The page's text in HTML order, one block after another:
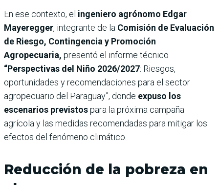
En ese contexto, el ingeniero agrónomo Edgar
Mayeregger, integrante de la Comisión de Evaluación
de Riesgo, Contingencia y Promoción
Agropecuaria, presentó el informe técnico
“Perspectivas del Niño 2026/2027: Riesgos,
oportunidades y recomendaciones para el sector
agropecuario del Paraguay”, donde expuso los
escenarios previstospara la próxima campaña
agrícola y las medidas recomendadas para mitigar los
efectos del fenómeno climático.
Reducción de la pobreza en